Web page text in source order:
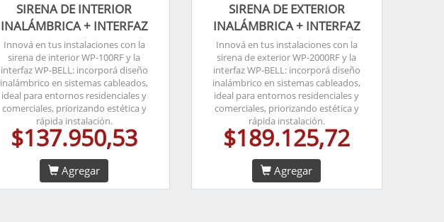
SIRENA DE INTERIOR
INALÁMBRICA + INTERFAZ
Innová en tus instalaciones con la
sirena de interior WP-100RF y la
interfaz WP-BELL: incorporá diseño
inalámbrico en sistemas cableados,
ideal para entornos residenciales y
comerciales, priorizando estética y
rápida instalación.
$137.950,53
Agregar
SIRENA DE EXTERIOR
INALÁMBRICA + INTERFAZ
Innová en tus instalaciones con la
sirena de exterior WP-2000RF y la
interfaz WP-BELL: incorporá diseño
inalámbrico en sistemas cableados,
ideal para entornos residenciales y
comerciales, priorizando estética y
rápida instalación.
$189.125,72
Agregar